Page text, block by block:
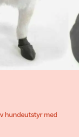
hundeutstyr med